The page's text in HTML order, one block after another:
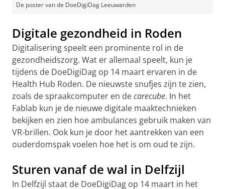
De poster van de DoeDigiDag Leeuwarden
Digitale gezondheid in Roden
Digitalisering speelt een prominente rol in de
gezondheidszorg. Wat er allemaal speelt, kun je
tijdens de DoeDigiDag op 14 maart ervaren in de
Health Hub Roden. De nieuwste snufjes zijn te zien,
zoals de spraakcomputer en decarecube. In het
Fablab kun je de nieuwe digitale maaktechnieken
bekijken en zien hoe ambulances gebruik maken van
VR-brillen. Ook kun je door het aantrekken van een
ouderdomspak voelen hoe het is om oud te zijn.
Sturen vanaf de wal in Delfzijl
In Delfzijl staat de DoeDigiDag op 14 maart in het